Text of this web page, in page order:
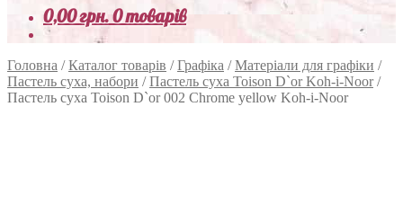
0,00грн.0 товарів
Головна /Каталог товарів /Графіка /Матеріали для графіки /
Пастель суха, набори /Пастель суха Toison D`or Koh-i-Noor/
Пастель суха Toison D`or 002 Chrome yellow Koh-i-Noor